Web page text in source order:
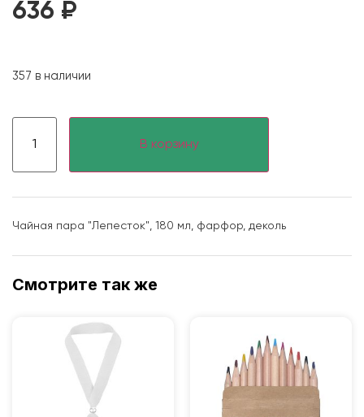
636 ₽
357 в наличии
В корзину
Чайная пара "Лепесток", 180 мл, фарфор, деколь
Смотрите так же